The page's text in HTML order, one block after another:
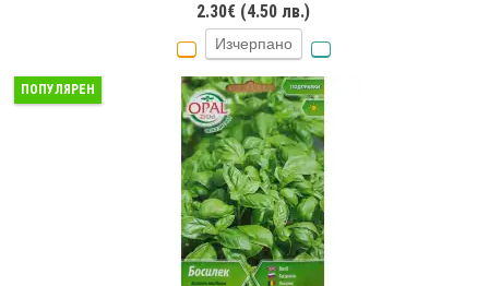
2.30€ (4.50 лв.)
Изчерпано
ПОПУЛЯРЕН